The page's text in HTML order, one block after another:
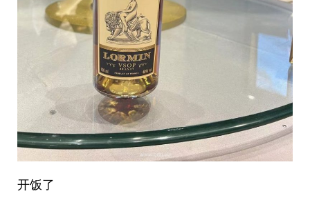
开饭了